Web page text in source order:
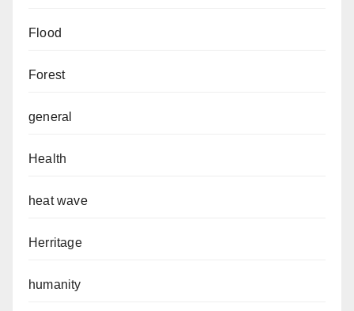
Flood
Forest
general
Health
heat wave
Herritage
humanity